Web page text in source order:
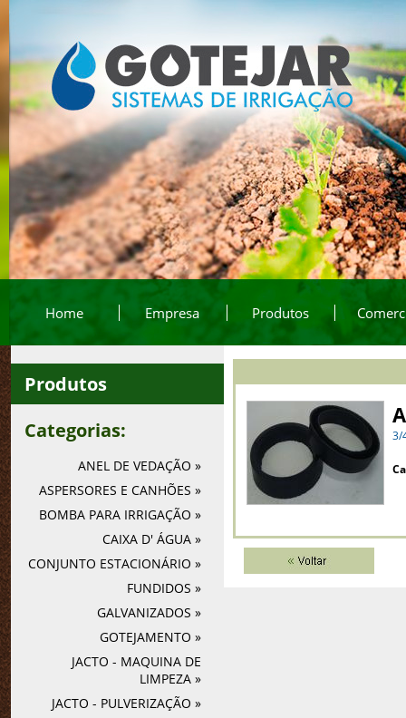
Home Empresa Produtos
Produtos
Categorias:
ANEL DE VEDAÇÃO »
ASPERSORES E CANHÕES »
BOMBA PARA IRRIGAÇÃO »
CAIXA D' ÁGUA »
CONJUNTO ESTACIONÁRIO »
FUNDIDOS »
GALVANIZADOS »
GOTEJAMENTO »
JACTO - MAQUINA DE
LIMPEZA »
JACTO - PULVERIZAÇÃO »
3/